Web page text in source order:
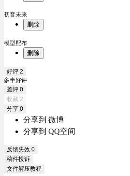
初音未来
删除
模型配布
删除
好评 2
多半好评
差评 0
收藏 2
分享 0
分享到 微博
分享到 QQ空间
反馈失效 0
稿件投诉
文件解压教程